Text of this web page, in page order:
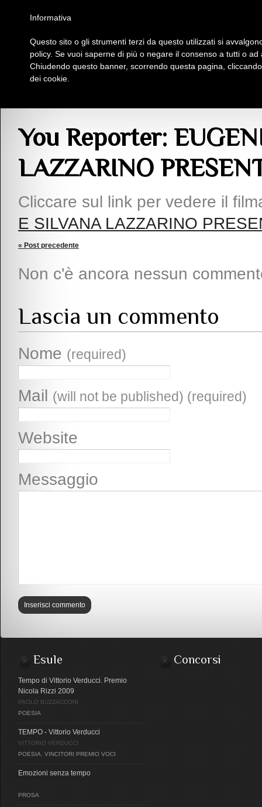
Insieme Per La Cultura
You Reporter:
LAZZARINO
Cliccare sul link per vedere il
E SILVANA LAZZARINO
« Post precedente
Non c'è ancora nessun
Lascia un commento
Nome (required)
Mail (will not be published) (required)
Website
Messaggio
Esule
Tempo di Vittorio Verducci. Premio
Nicola Rizzi 2009
PAOLO BUZZACCONI
POESIA
TEMPO - Vittorio Verducci
VITTORIO VERDUCCI
POESIA
VINCITORI PREMIO VOCI
Emozioni senza tempo
PROSA
Concorsi
Informativa
Questo sito o gli strumenti terzi da questo utilizzati si
policy. Se vuoi saperne di più o negare il consenso a tutti o
Chiudendo questo banner, scorrendo questa pagina,
dei cookie.